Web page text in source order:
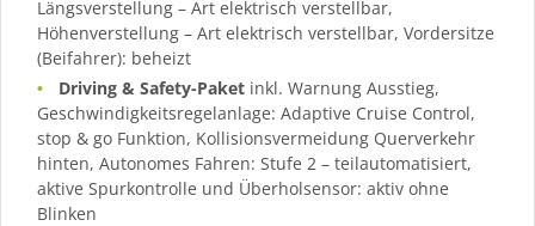
Längsverstellung – Art elektrisch verstellbar,
Höhenverstellung – Art elektrisch verstellbar, Vordersitze
(Beifahrer): beheizt
Driving & Safety-Paket inkl. Warnung Ausstieg,
Geschwindigkeitsregelanlage: Adaptive Cruise Control,
stop & go Funktion, Kollisionsvermeidung Querverkehr
hinten, Autonomes Fahren: Stufe 2 – teilautomatisiert,
aktive Spurkontrolle und Überholsensor: aktiv ohne
Blinken